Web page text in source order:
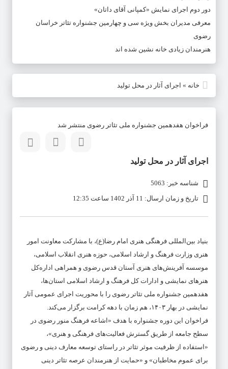
دور دوم اجرای نمایش «کمپانی آقای داتان»
معرفی مدیران بخش ویژه سی و چهارمین جشنواره تئاتر خراسان
رضوی
هنرمندان زیادی خانه نشین شده اند
خانه » اجرای آثار در محل تولید
فراخوان هفدهمین جشنواره ملی تئاتر رضوی منتشر شد
اجرای آثار در محل تولید
شناسه خبر: 5063
تاریخ و زمان ارسال: 11 آذر 1402 ساعت 12:35
بنیاد بین‌المللی فرهنگی هنری امام رضا(ع)، با مشارکت معاونت امور
هنری وزارت فرهنگ و ارشاد اسلامی، حوزه هنری انقلاب اسلامی،
موسسه آفرینش‌های هنری آستان قدس رضوی و همراهی اداره‌کل
هنرهای نمایشی و ادارات کل فرهنگ و ارشاد اسلامی استان‌ها،
هفدهمین جشنواره ملی تئاتر رضوی را با محوریت اجرای عمومی آثار
نمایشی در بهار ۱۴۰٣، هم زمان با دهه کرامت برگزار می‌کند.
فراخوان این دوره جشنواره با هدف «اشاعه فرهنگ منور رضوی در
سطح جامعه از طریق گسترش فعالیت‌های فرهنگی و هنری»،
«استفاده از ظرفیت موثر تئاتر در راستای توسعه معارف دینی و رضوی
برای عموم مخاطبان» و «حمایت از هنرمندان عرصه تئاتر دینی